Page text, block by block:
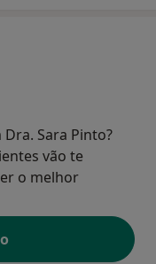
Sara Pinto?
vão te
o melhor